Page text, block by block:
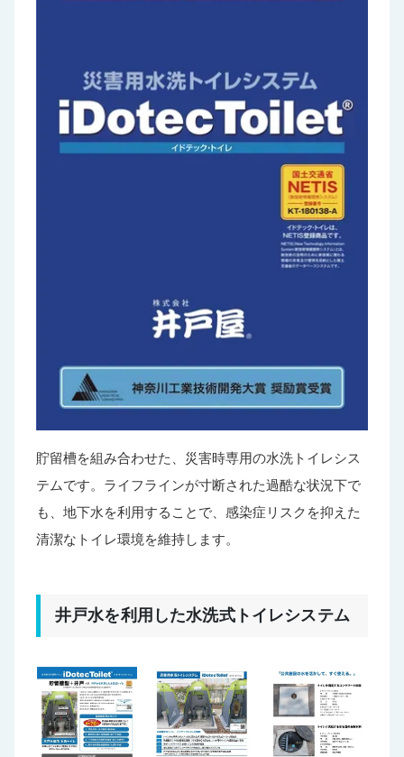
貯留槽を組み合わせた、災害時専用の水洗トイレシス
テムです。ライフラインが寸断された過酷な状況下で
も、地下水を利用することで、感染症リスクを抑えた
清潔なトイレ環境を維持します。
井戸水を利用した水洗式トイレシステム